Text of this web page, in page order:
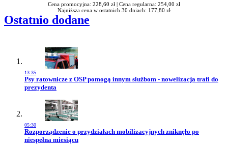
Cena promocyjna: 228,60 zł | Cena regularna: 254,00 zł
Najniższa cena w ostatnich 30 dniach: 177,80 zł
Ostatnio dodane
13:35
Przejdź do artykułu:
Psy ratownicze z OSP pomogą innym służbom - nowelizacja trafi do
prezydenta
05:30
Przejdź do artykułu:
Rozporządzenie o przydziałach mobilizacyjnych zniknęło po
niespełna miesiącu